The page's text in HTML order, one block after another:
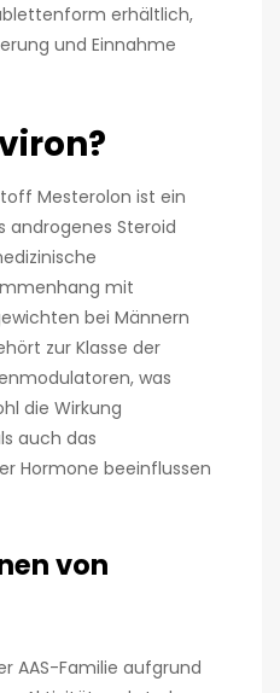
erhältlich,
und Einnahme
Mesterolon ist ein
androgenes Steroid
mit
bei Männern
zur Klasse der
was
die Wirkung
auch das
Hormone beeinflussen
von
AAS-Familie aufgrund